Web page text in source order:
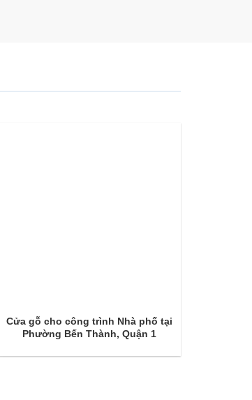
Cửa gỗ cho công trình Nhà phố tại
Phường Bến Thành, Quận 1